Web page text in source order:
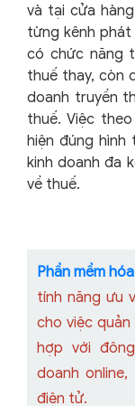
và tại cửa
từng kênh
có chức năng
thuế thay, còn
doanh truyền
thuế. Việc
hiện đúng
kinh doanh đa
về thuế.
Phần mềm
tính năng ưu
cho việc
hợp với
doanh
điện tử.